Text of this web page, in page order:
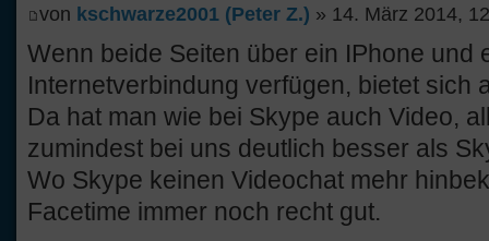
von kschwarze2001 (Peter Z.) » 14. März 2014,
Wenn beide Seiten über ein IPhone und
Internetverbindung verfügen, bietet sich
Da hat man wie bei Skype auch Video,
zumindest bei uns deutlich besser als
Wo Skype keinen Videochat mehr
Facetime immer noch recht gut.